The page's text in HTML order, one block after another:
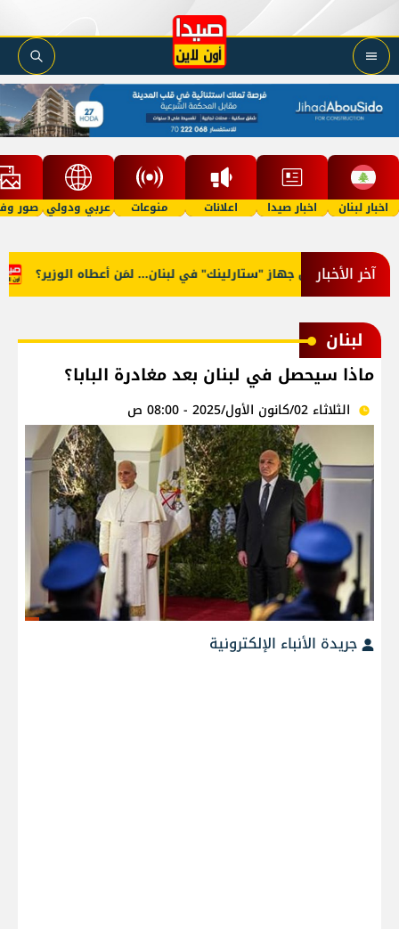
اخبار لبنان اخبار صيدا اعلانات منوعات عربي ودولي صور
آخر الأخبارأوّل جهاز "ستارلينك" في لبنان... لمَن أعطاه الوزير؟
لبنان
ماذا سيحصل في لبنان بعد مغادرة البابا؟
الثلاثاء 02/كانون الأول/2025 - 08:00 ص
جريدة الأنباء الإلكترونية